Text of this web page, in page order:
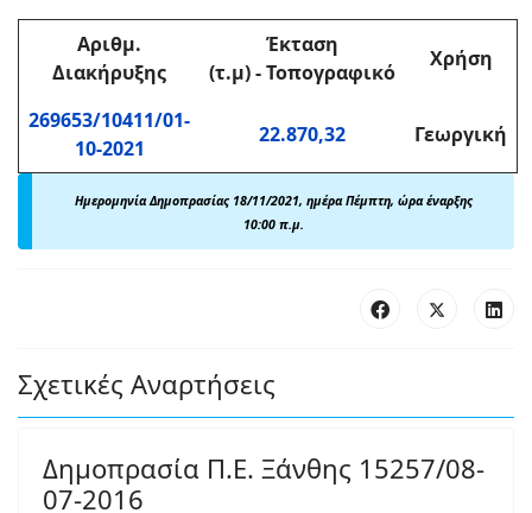
Αριθμ.
Διακήρυξης
Έκταση
(τ.μ)-Τοπογραφικό
Χρήση
269653/10411/01-
10-2021
22.870,32 Γεωργική
Ημερομηνία Δημοπρασίας 18/11/2021, ημέρα Πέμπτη, ώρα έναρξης
10:00 π.μ.
Σχετικές Αναρτήσεις
Δημοπρασία Π.Ε. Ξάνθης 15257/08-
07-2016